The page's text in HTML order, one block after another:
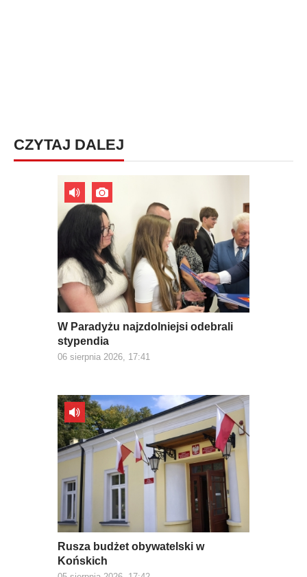
CZYTAJ DALEJ
W Paradyżu najzdolniejsi odebrali
stypendia
06 sierpnia 2026, 17:41
Rusza budżet obywatelski w
Końskich